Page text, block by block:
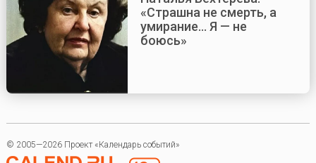
«Страшна не смерть, а
умирание... Я — не
боюсь»
© 2005—2026 Проект «Календарь событий»